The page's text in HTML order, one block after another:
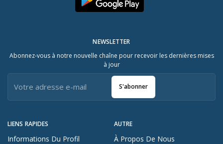
LIENS RAPIDES
Informations Du Profil
AUTRE
À Propos De Nous
NEWSLETTER
Abonnez-vous à notre nouvelle chaîne pour recevoir les dernières mises
à jour
S'abonner